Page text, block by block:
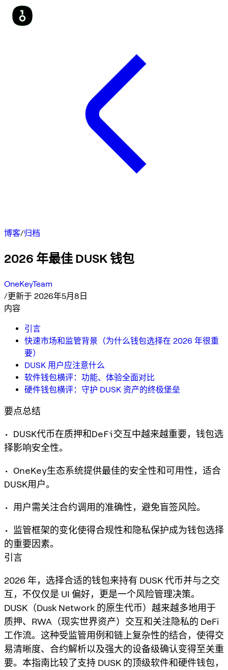
博客/归档
2026 年最佳 DUSK 钱包
OneKeyTeam
/更新于 2026年5月8日
内容
引言
快速市场和监管背景（为什么钱包选择在 2026 年很重
要）
DUSK 用户应注意什么
软件钱包横评：功能、体验全面对比
硬件钱包横评：守护 DUSK 资产的终极堡垒
要点总结
• DUSK代币在质押和DeFi交互中越来越重要，钱包选
择影响安全性。
• OneKey生态系统提供最佳的安全性和可用性，适合
DUSK用户。
• 用户需关注合约调用的准确性，避免盲签风险。
• 监管框架的变化使得合规性和隐私保护成为钱包选择
的重要因素。
引言
2026 年，选择合适的钱包来持有 DUSK 代币并与之交
互，不仅仅是 UI 偏好，更是一个风险管理决策。
DUSK（Dusk Network 的原生代币）越来越多地用于
质押、RWA（现实世界资产）交互和关注隐私的 DeFi
工作流。这种受监管用例和链上复杂性的结合，使得交
易清晰度、合约解析以及强大的设备级确认变得至关重
要。本指南比较了支持 DUSK 的顶级软件和硬件钱包，